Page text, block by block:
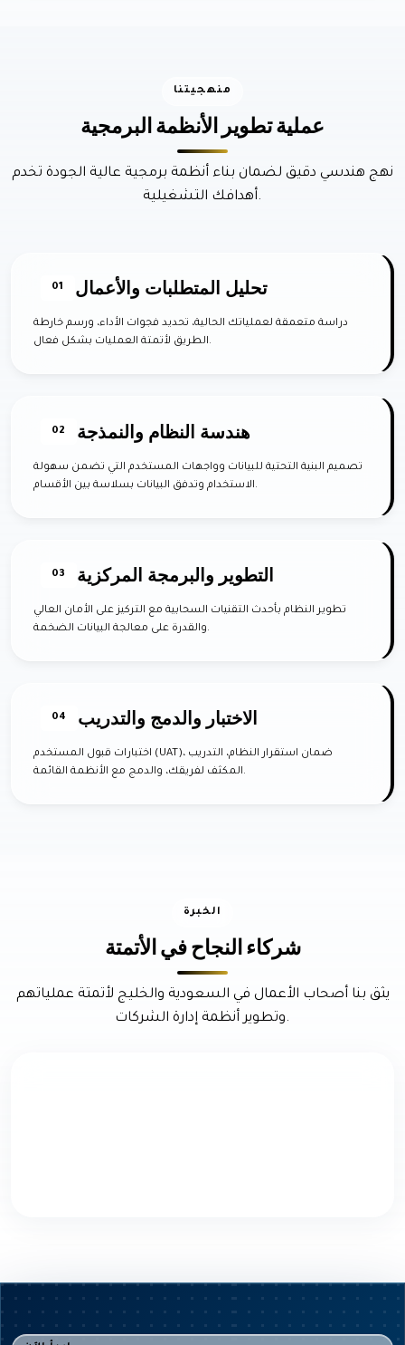
منهجيتنا
عملية تطوير الأنظمة البرمجية
نهج هندسي دقيق لضمان بناء أنظمة برمجية عالية الجودة تخدم
أهدافك التشغيلية.
01 تحليل المتطلبات والأعمال
دراسة متعمقة لعملياتك الحالية، تحديد فجوات الأداء، ورسم خارطة
الطريق لأتمتة العمليات بشكل فعال.
02 هندسة النظام والنمذجة
تصميم البنية التحتية للبيانات وواجهات المستخدم التي تضمن سهولة
الاستخدام وتدفق البيانات بسلاسة بين الأقسام.
03 التطوير والبرمجة المركزية
تطوير النظام بأحدث التقنيات السحابية مع التركيز على الأمان العالي
والقدرة على معالجة البيانات الضخمة.
04 الاختبار والدمج والتدريب
اختبارات قبول المستخدم (UAT)، ضمان استقرار النظام، التدريب
المكثف لفريقك، والدمج مع الأنظمة القائمة.
الخبرة
شركاء النجاح في الأتمتة
يثق بنا أصحاب الأعمال في السعودية والخليج لأتمتة عملياتهم
وتطوير أنظمة إدارة الشركات.